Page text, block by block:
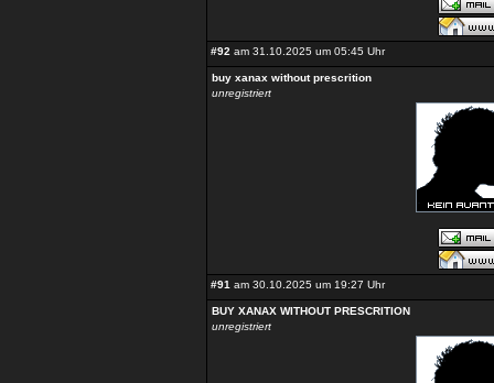
#92 am 31.10.2025 um 05:45 Uhr
buy xanax without prescrition
unregistriert
#91 am 30.10.2025 um 19:27 Uhr
BUY XANAX WITHOUT PRESCRITION
unregistriert